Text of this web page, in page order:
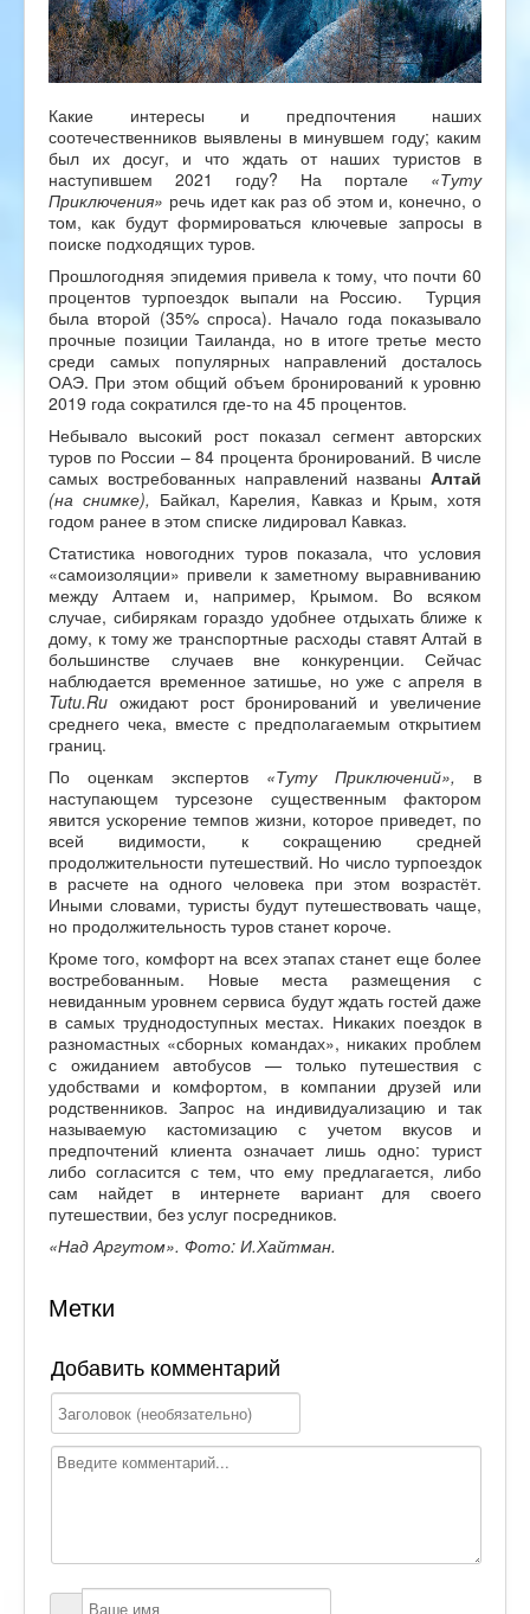
Какие интересы и предпочтения наших
соотечественников выявлены в минувшем году; каким
был их досуг, и что ждать от наших туристов в
наступившем 2021 году? На портале «Туту
Приключения» речь идет как раз об этом и, конечно, о
том, как будут формироваться ключевые запросы в
поиске подходящих туров.
Прошлогодняя эпидемия привела к тому, что почти 60
процентов турпоездок выпали на Россию. Турция
была второй (35% спроса). Начало года показывало
прочные позиции Таиланда, но в итоге третье место
среди самых популярных направлений досталось
ОАЭ. При этом общий объем бронирований к уровню
2019 года сократился где-то на 45 процентов.
Небывало высокий рост показал сегмент авторских
туров по России – 84 процента бронирований. В числе
самых востребованных направлений названы Алтай
(на снимке), Байкал, Карелия, Кавказ и Крым, хотя
годом ранее в этом списке лидировал Кавказ.
Статистика новогодних туров показала, что условия
«самоизоляции» привели к заметному выравниванию
между Алтаем и, например, Крымом. Во всяком
случае, сибирякам гораздо удобнее отдыхать ближе к
дому, к тому же транспортные расходы ставят Алтай в
большинстве случаев вне конкуренции. Сейчас
наблюдается временное затишье, но уже с апреля в
Tutu.Ru ожидают рост бронирований и увеличение
среднего чека, вместе с предполагаемым открытием
границ.
По оценкам экспертов «Туту Приключений», в
наступающем турсезоне существенным фактором
явится ускорение темпов жизни, которое приведет, по
всей видимости, к сокращению средней
продолжительности путешествий. Но число турпоездок
в расчете на одного человека при этом возрастёт.
Иными словами, туристы будут путешествовать чаще,
но продолжительность туров станет короче.
Кроме того, комфорт на всех этапах станет еще более
востребованным. Новые места размещения с
невиданным уровнем сервиса будут ждать гостей даже
в самых труднодоступных местах. Никаких поездок в
разномастных «сборных командах», никаких проблем
с ожиданием автобусов — только путешествия с
удобствами и комфортом, в компании друзей или
родственников. Запрос на индивидуализацию и так
называемую кастомизацию с учетом вкусов и
предпочтений клиента означает лишь одно: турист
либо согласится с тем, что ему предлагается, либо
сам найдет в интернете вариант для своего
путешествии, без услуг посредников.
«Над Аргутом». Фото: И.Хайтман.
Метки
Добавить комментарий